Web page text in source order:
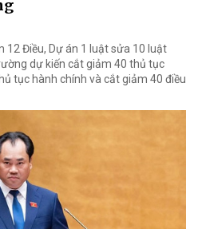
12 Điều, Dự án 1 luật sửa 10 luật
dự kiến cắt giảm 40 thủ tục
tục hành chính và cắt giảm 40 điều